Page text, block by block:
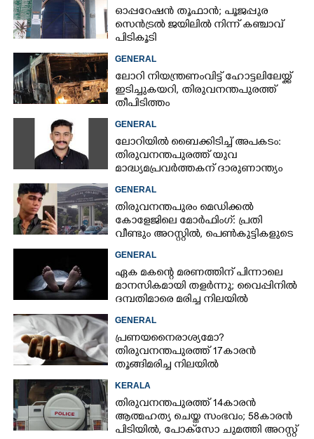
ഓപ്പറേഷൻ തൂഫാൻ; പൂജപ്പുര
സെൻട്രൽ ജയിലിൽ നിന്ന് കഞ്ചാവ്
പിടികൂടി
GENERAL
ലോറി നിയന്ത്രണംവിട്ട് ഹോട്ടലിലേയ്ക്ക്
ഇടിച്ചുകയറി, തിരുവനന്തപുരത്ത്
തീപിടിത്തം
GENERAL
ലോറിയിൽ ബൈക്കിടിച്ച് അപകടം:
തിരുവനന്തപുരത്ത് യുവ
മാദ്ധ്യമപ്രവർത്തകന് ദാരുണാന്ത്യം
GENERAL
തിരുവനന്തപുരം മെഡിക്കൽ
കോളേജിലെ മോർഫിംഗ്: പ്രതി
വീണ്ടും അറസ്റ്റിൽ, പെൺകുട്ടികളുടെ
ചിത്രങ്ങളെടുത്തത് ഇൻസ്റ്റഗ്രാമിൽ
നിന്ന്
GENERAL
ഏക മകന്റെ മരണത്തിന് പിന്നാലെ
മാനസികമായി തളർന്നു; വൈപ്പിനിൽ
ദമ്പതിമാരെ മരിച്ച നിലയിൽ
കണ്ടെത്തി
GENERAL
പ്രണയനെെരാശ്യമോ?
തിരുവനന്തപുരത്ത് 17കാരൻ
തൂങ്ങിമരിച്ച നിലയിൽ
KERALA
തിരുവനന്തപുരത്ത് 14കാരൻ
ആത്മഹത്യ ചെയ്ത സംഭവം; 58കാരൻ
പിടിയിൽ, പോക്‌സോ ചുമത്തി അറസ്റ്റ്